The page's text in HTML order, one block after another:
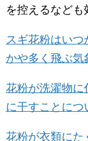
を控えるなども
スギ花粉はい
かや多く飛ぶ気
花粉が洗濯物に
に干すことにつ
花粉が衣類にた